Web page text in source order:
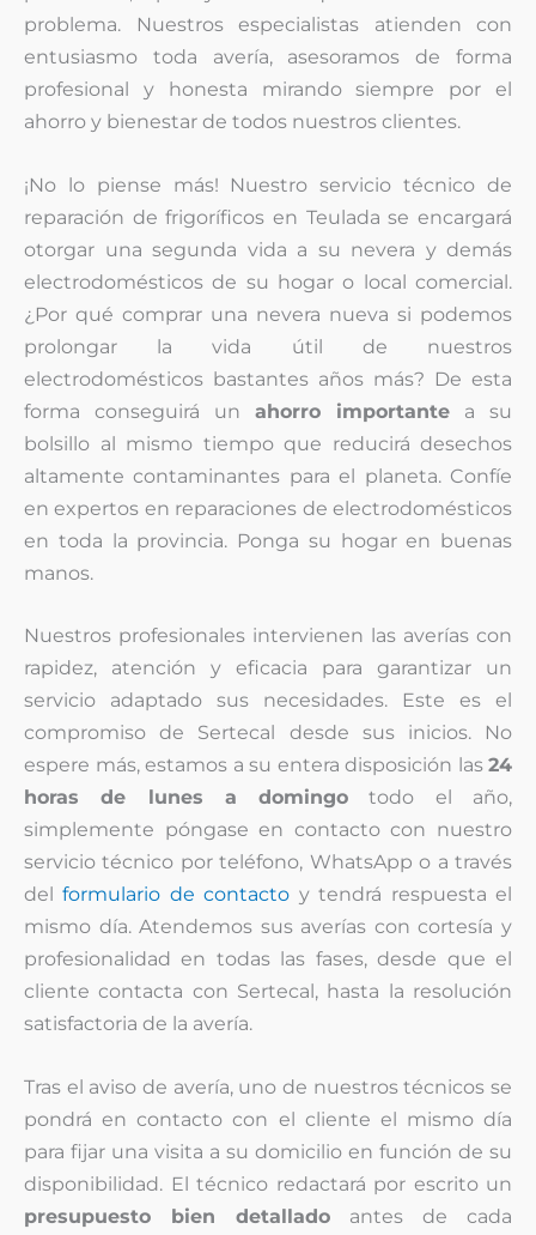
problema. Nuestros especialistas atienden con
entusiasmo toda avería, asesoramos de forma
profesional y honesta mirando siempre por el
ahorro y bienestar de todos nuestros clientes.
¡No lo piense más! Nuestro servicio técnico de
reparación de frigoríficos en Teulada se encargará
otorgar una segunda vida a su nevera y demás
electrodomésticos de su hogar o local comercial.
¿Por qué comprar una nevera nueva si podemos
prolongar la vida útil de nuestros
electrodomésticos bastantes años más? De esta
forma conseguirá un ahorro importante a su
bolsillo al mismo tiempo que reducirá desechos
altamente contaminantes para el planeta. Confíe
en expertos en reparaciones de electrodomésticos
en toda la provincia. Ponga su hogar en buenas
manos.
Nuestros profesionales intervienen las averías con
rapidez, atención y eficacia para garantizar un
servicio adaptado sus necesidades. Este es el
compromiso de Sertecal desde sus inicios. No
espere más, estamos a su entera disposición las 24
horas de lunes a domingo todo el año,
simplemente póngase en contacto con nuestro
servicio técnico por teléfono, WhatsApp o a través
delformulario de contacto y tendrá respuesta el
mismo día. Atendemos sus averías con cortesía y
profesionalidad en todas las fases, desde que el
cliente contacta con Sertecal, hasta la resolución
satisfactoria de la avería.
Tras el aviso de avería, uno de nuestros técnicos se
pondrá en contacto con el cliente el mismo día
para fijar una visita a su domicilio en función de su
disponibilidad. El técnico redactará por escrito un
presupuesto bien detallado antes de cada